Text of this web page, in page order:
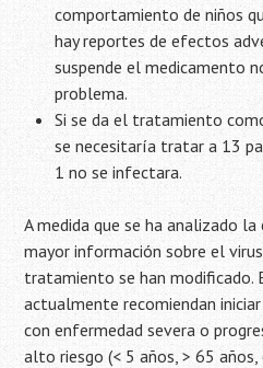
comportamiento de niños
hay reportes de efectos
suspende el medicamento
problema.
Si se da el tratamiento
se necesitaría tratar a 13
1 no se infectara.
A medida que se ha analizado
mayor información sobre el
tratamiento se han modificado.
actualmente recomiendan
con enfermedad severa o
alto riesgo (< 5 años, > 65